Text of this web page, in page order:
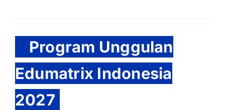
Program Unggulan
Edumatrix Indonesia
2027